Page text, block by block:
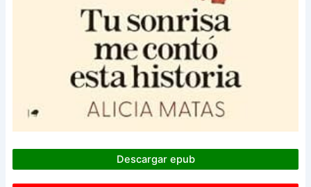
Descargar epub